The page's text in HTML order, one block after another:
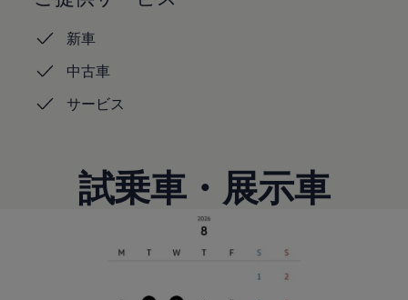
2024
2020
2018
リコール関連情報
セーフティ マイスター
新車
中古車
サービス
試乗車・展示車